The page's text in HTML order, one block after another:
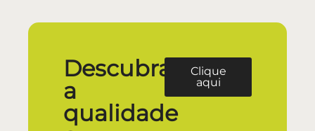
Descubra
a
qualidade
Clique
aqui